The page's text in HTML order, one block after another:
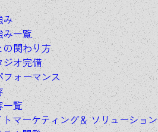
み
み一覧
の関わり方
ジオ完備
フォーマンス
一覧
トマーケティング＆ソリューション